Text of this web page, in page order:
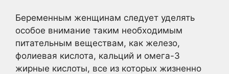
Беременным женщинам следует уделять
особое внимание таким необходимым
питательным веществам, как железо,
фолиевая кислота, кальций и омега-3
жирные кислоты, все из которых жизненно